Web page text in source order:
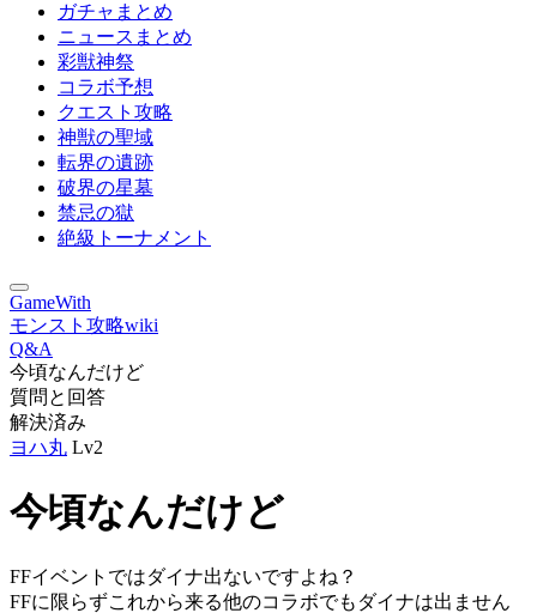
ガチャまとめ
ニュースまとめ
彩獣神祭
コラボ予想
クエスト攻略
神獣の聖域
転界の遺跡
破界の星墓
禁忌の獄
絶級トーナメント
GameWith
モンスト攻略wiki
Q&A
今頃なんだけど
質問と回答
解決済み
ヨハ丸 Lv2
今頃なんだけど
FFイベントではダイナ出ないですよね？
FFに限らずこれから来る他のコラボでもダイナは出ません